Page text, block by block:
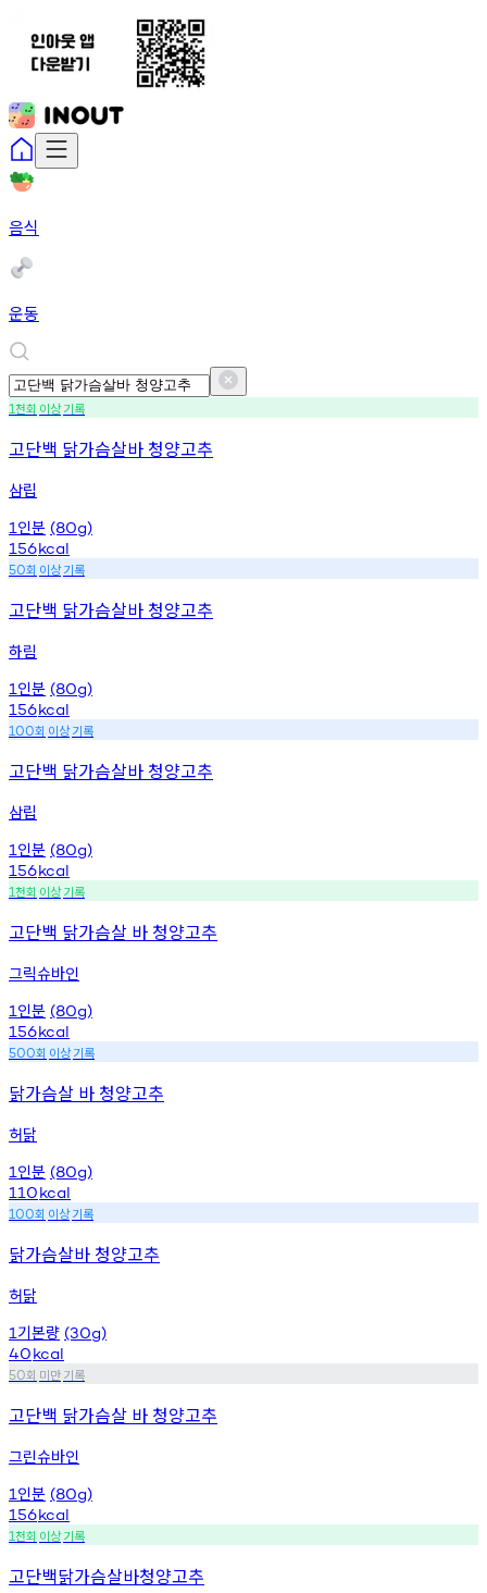
음식
운동
1천회 이상기록
고단백 닭가슴살바 청양고추
삼립
1 인분 (80g)
156kcal
50회 이상기록
고단백 닭가슴살바 청양고추
하림
1 인분 (80g)
156kcal
100회 이상기록
고단백 닭가슴살바 청양고추
삼립
1 인분 (80g)
156kcal
1천회 이상기록
고단백 닭가슴살 바 청양고추
그릭슈바인
1 인분 (80g)
156kcal
500회 이상기록
닭가슴살 바 청양고추
허닭
1 인분 (80g)
110kcal
100회 이상기록
닭가슴살바 청양고추
허닭
1 기본량 (30g)
40kcal
50회 미만기록
고단백 닭가슴살 바 청양고추
그린슈바인
1 인분 (80g)
156kcal
1천회 이상기록
고단백닭가슴살바청양고추